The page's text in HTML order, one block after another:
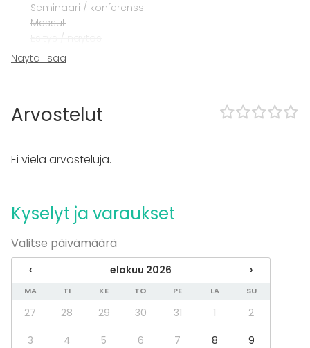
Seminaari / konferenssi
Messut
Esitys / näytös
Virkistystilaisuus
Tilatyypit
Näytä lisää
Arvostelut
Ei vielä arvosteluja.
Kyselyt ja varaukset
Valitse päivämäärä
‹ elokuu 2026 ›
MA TI KE TO PE LA SU
27 28 29 30 31 1
2
3
4 5 6 7 8
9